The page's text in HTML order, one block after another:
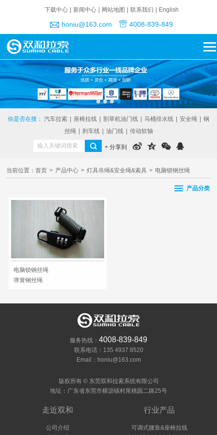
下载中心 新闻中心 网站地图 联系我们 English
honiu@163.com 4008-839-849
你是否在搜： 汽车拉索 座椅拉线 割草机油门线 马桶排水线 安全绳
钢
丝绳
刹车线 油门线 传动软轴
+ 分享到
当前位置：首页 > 产品中心 > 灯具吊绳&安全绳&索具 > 电脑锁钢丝绳
产品分类
电脑锁钢丝绳
弹簧钢丝绳
服务热线： 4008-839-849
联系电话：135 4937 8520
Email：honiu@163.com
版权所有 © 东莞双和拉索系统有限公司
地址：广东省东莞市横沥镇村尾桃园二路25号
走近双和
公司介绍
行业产品
可调式腰靠&座椅拉线